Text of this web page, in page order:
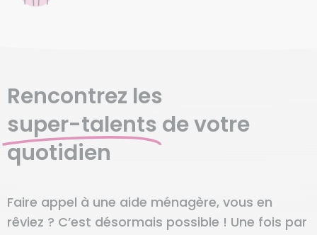
Rencontrez les
super-talents de votre
quotidien
Faire appel à une aide ménagère, vous en
rêviez ? C’est désormais possible ! Une fois par